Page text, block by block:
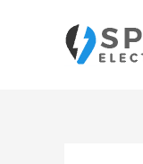
contenido